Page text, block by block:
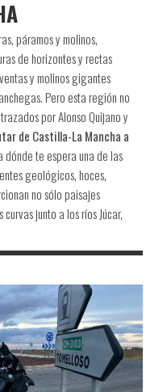
páramos y molinos,
de horizontes y rectas
y molinos gigantes
Pero esta región no
por Alonso Quijano y
de Castilla-La Mancha a
dónde te espera una de las
geológicos, hoces,
no sólo paisajes
junto a los ríos Júcar,